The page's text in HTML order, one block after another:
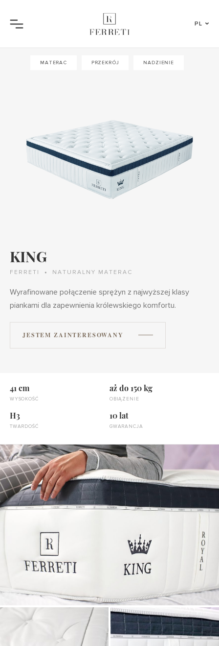
Menu
PL
MATERAC PRZEKRÓJ NADZIENIE
KING
FERRETI NATURALNY MATERAC
Wyrafinowane połączenie sprężyn z najwyższej klasy
piankami dla zapewnienia królewskiego komfortu.
JESTEM ZAINTERESOWANY
WYSOKOŚĆ
41 cm
OBIĄŻENIE
aż do 150 kg
TWARDOŚĆ
H3
GWARANCJA
10 lat